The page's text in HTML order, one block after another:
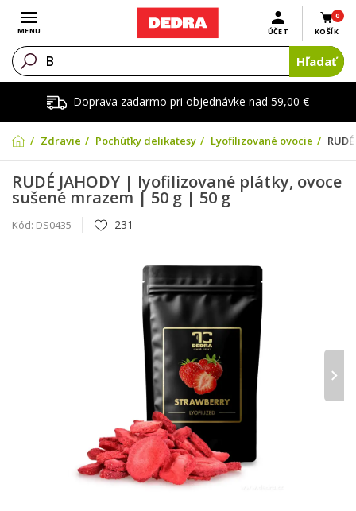
Doprava zadarmo pri objednávke nad 59,00 €
Otvoriť menu
MENU
0
KOŠÍK
ÚČET
Hľadať
Zdravie Pochúťky delikatesy Lyofilizované ovocie
RUDÉ JAHODY | lyofilizované plátky, ovoce
sušené mrazem | 50 g | 50 g
Kód: DS0435 231
›